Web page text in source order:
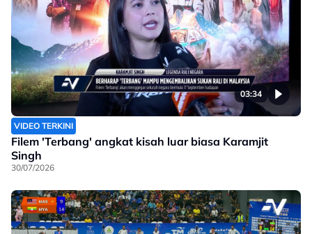
03:34
VIDEO TERKINI
Filem 'Terbang' angkat kisah luar biasa Karamjit
Singh
30/07/2026